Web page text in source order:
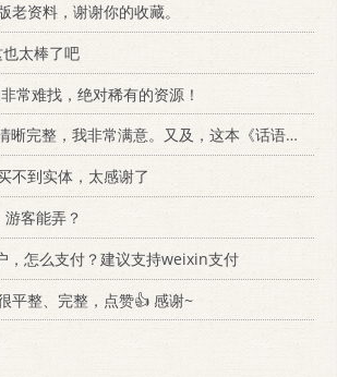
老资料，谢谢你的收藏。
太棒了吧
常难找，绝对稀有的资源！
完整，我非常满意。又及，这本《话语的真相》...
不到实体，太感谢了
游客能弄？
，怎么支付？建议支持weixin支付
平整、完整，点赞👍 感谢~